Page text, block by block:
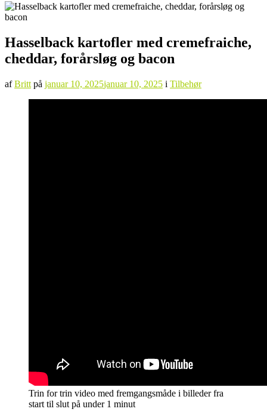
Hasselback kartofler med cremefraiche,
cheddar, forårsløg og bacon
afBritt på januar 10, 2025januar 10, 2025 i Tilbehør
Trin for trin video med fremgangsmåde i billeder fra
start til slut på under 1 minut